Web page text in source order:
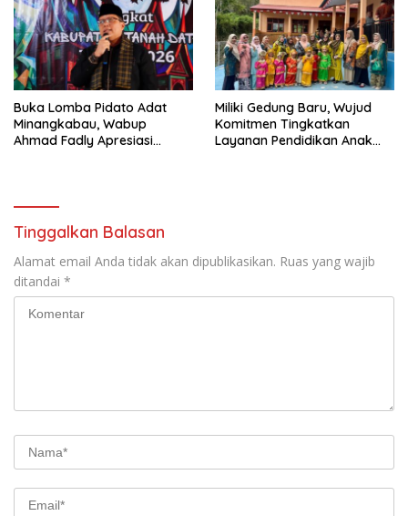
Visi dan Misi
Buka Lomba Pidato Adat
Minangkabau, Wabup
Ahmad Fadly Apresiasi
Miliki Gedung Baru, Wujud
Komitmen Tingkatkan
Layanan Pendidikan Anak
Tinggalkan Balasan
Alamat email Anda tidak akan dipublikasikan. Ruas yang wajib
ditandai *